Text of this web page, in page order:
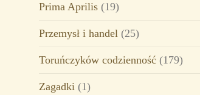
Prima Aprilis(19)
Przemysł i handel(25)
Toruńczyków codzienność(179)
Zagadki(1)